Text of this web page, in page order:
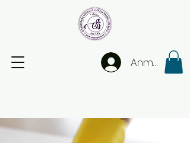
Anmelden